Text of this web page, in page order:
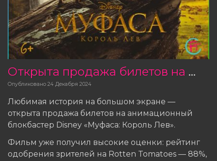
Открыта продажа билетов на фильм «Муфаса: Король Лев»
Опубликовано 24 Декабря 2024
Любимая история на большом экране —
открыта продажа билетов на анимационный
блокбастер Disney «Муфаса: Король Лев».
Фильм уже получил высокие оценки: рейтинг
одобрения зрителей на Rotten Tomatoes — 88%,